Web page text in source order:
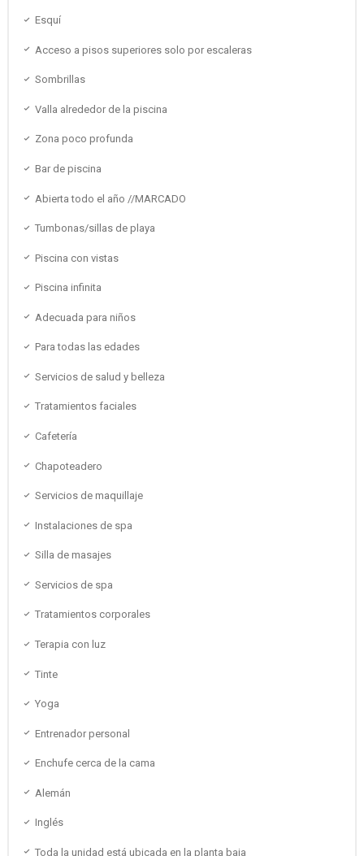
Esquí
Acceso a pisos superiores solo por escaleras
Sombrillas
Valla alrededor de la piscina
Zona poco profunda
Bar de piscina
Abierta todo el año //MARCADO
Tumbonas/sillas de playa
Piscina con vistas
Piscina infinita
Adecuada para niños
Para todas las edades
Servicios de salud y belleza
Tratamientos faciales
Cafetería
Chapoteadero
Servicios de maquillaje
Instalaciones de spa
Silla de masajes
Servicios de spa
Tratamientos corporales
Terapia con luz
Tinte
Yoga
Entrenador personal
Enchufe cerca de la cama
Alemán
Inglés
Toda la unidad está ubicada en la planta baja